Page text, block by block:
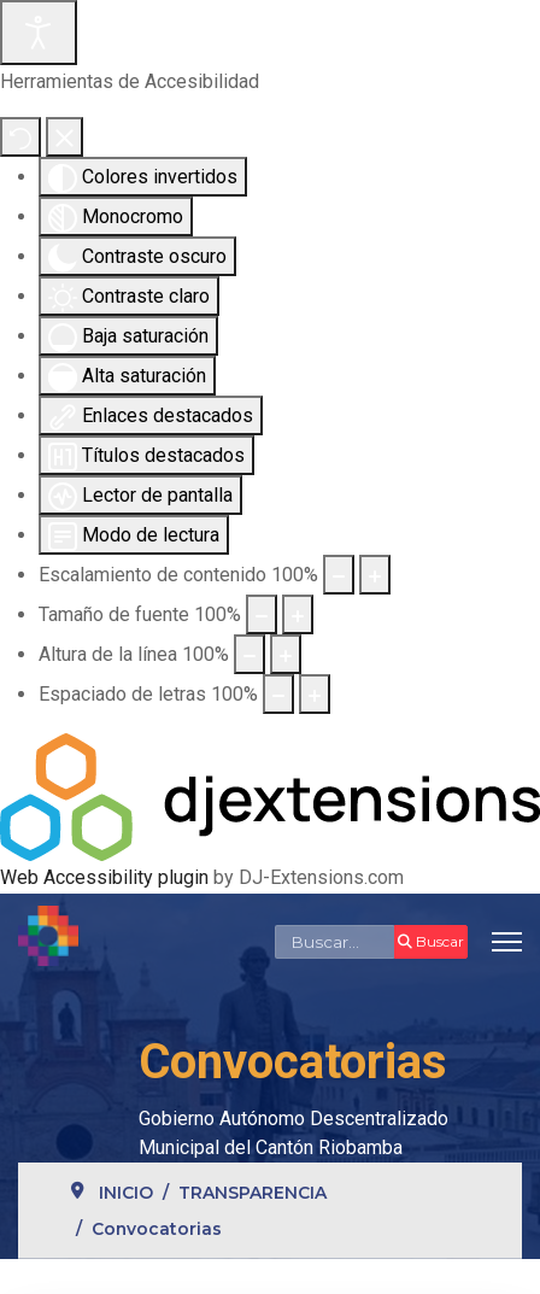
Herramientas de Accesibilidad
Colores invertidos
Monocromo
Contraste oscuro
Contraste claro
Baja saturación
Alta saturación
Enlaces destacados
Títulos destacados
Lector de pantalla
Modo de lectura
Escalamiento de contenido 100%
Tamaño de fuente 100%
Altura de la línea 100%
Espaciado de letras 100%
Web Accessibility plugin by DJ-Extensions.com
Buscar Buscar
Convocatorias
Gobierno Autónomo Descentralizado
Municipal del Cantón Riobamba
INICIO
TRANSPARENCIA
Convocatorias